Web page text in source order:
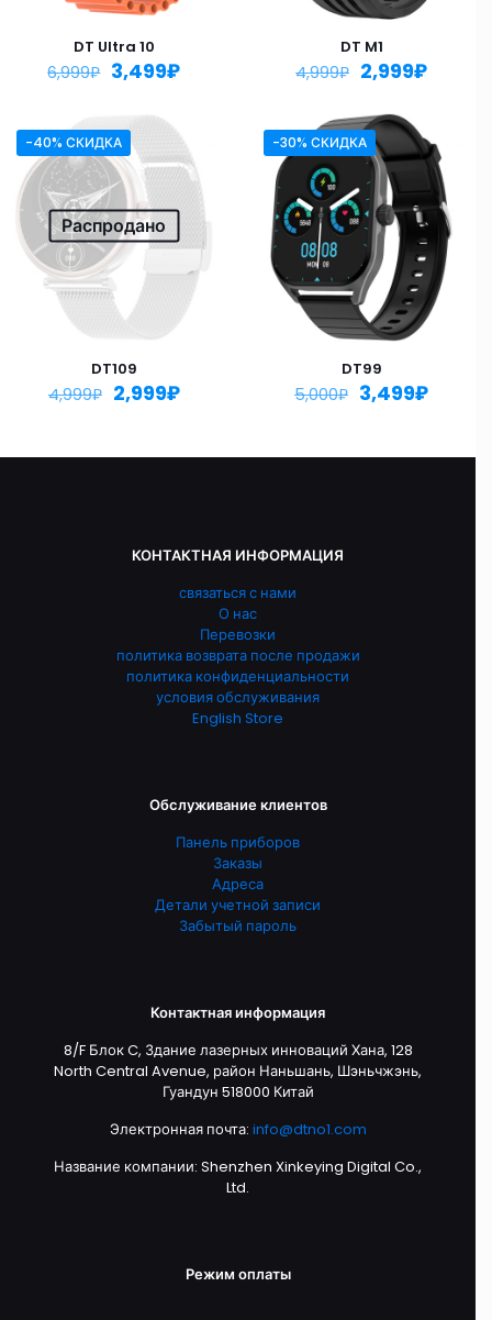
DT Ultra 10
6,999₽ 3,499₽
DT M1
4,999₽ 2,999₽
-40% СКИДКА
Распродано
DT109
4,999₽ 2,999₽
-30% СКИДКА
DT99
5,000₽ 3,499₽
КОНТАКТНАЯ ИНФОРМАЦИЯ
связаться с нами
О нас
Перевозки
политика возврата после продажи
политика конфиденциальности
условия обслуживания
English Store
Обслуживание клиентов
Панель приборов
Заказы
Адреса
Детали учетной записи
Забытый пароль
Контактная информация
8/F Блок C, Здание лазерных инноваций Хана, 128
North Central Avenue, район Наньшань, Шэньчжэнь,
Гуандун 518000 Китай
Электронная почта: info@dtno1.com
Название компании: Shenzhen Xinkeying Digital Co.,
Ltd.
Режим оплаты